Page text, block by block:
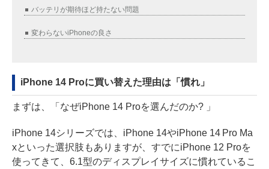
バッテリが期待ほど持たない問題
変わらないiPhoneの良さ
iPhone 14 Proに買い替えた理由は「慣れ」
まずは、「なぜiPhone 14 Proを選んだのか? 」
iPhone 14シリーズでは、iPhone 14やiPhone 14 Pro Ma
xといった選択肢もありますが、すでにiPhone 12 Proを
使ってきて、6.1型のディスプレイサイズに慣れているこ